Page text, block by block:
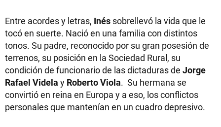
Entre acordes y letras, Inés sobrellevó la vida que le
tocó en suerte. Nació en una familia con distintos
tonos. Su padre, reconocido por su gran posesión de
terrenos, su posición en la Sociedad Rural, su
condición de funcionario de las dictaduras de Jorge
Rafael Videla y Roberto Viola. Su hermana se
convirtió en reina en Europa y a eso, los conflictos
personales que mantenían en un cuadro depresivo.